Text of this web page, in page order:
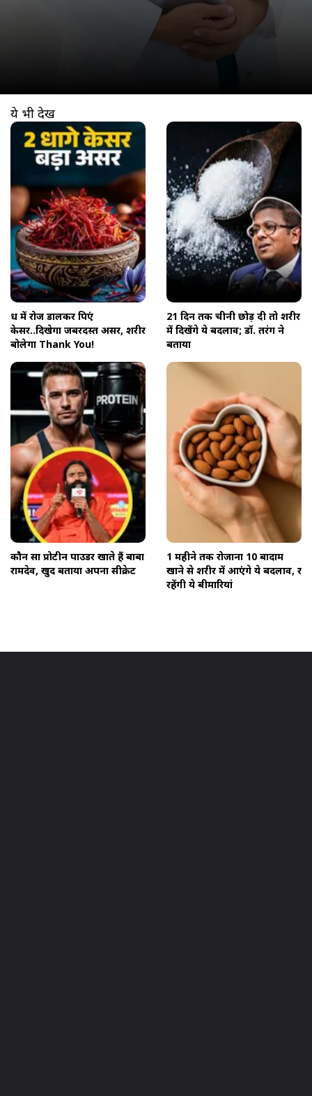
खुल रहा है
ये भी देखें
दूध में रोज डालकर पिएं
केसर..दिखेगा जबरदस्त असर, शरीर
बोलेगा Thank You!
21 दिन तक चीनी छोड़ दी तो शरीर
में दिखेंगे ये बदलाव; डॉ. तरंग ने
बताया
कौन सा प्रोटीन पाउडर खाते हैं बाबा
रामदेव, खुद बताया अपना सीक्रेट
1 महीने तक रोजाना 10 बादाम
खाने से शरीर में आएंगे ये बदलाव, दूर
रहेंगी ये बीमारियां